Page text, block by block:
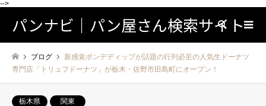
-->
パンナビ｜パン屋さん検索サイト検索
ブログ
新感覚ポンデディップが話題の行列必至の人気生ドーナツ
専門店「トリュフドーナツ」が栃木・佐野市田島町にオープン！
栃木県
関東